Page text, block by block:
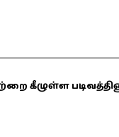
கீழுள்ள